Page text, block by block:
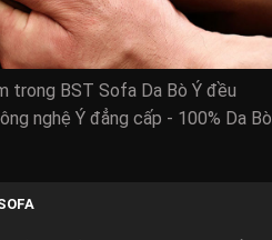
trong BST Sofa Da Bò Ý đều
nghệ Ý đẳng cấp - 100% Da Bò